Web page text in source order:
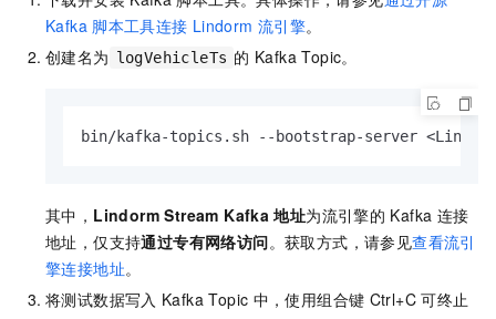
Kafka 脚本工具连接 Lindorm 流引擎。
创建名为 logVehicleTs 的 Kafka Topic。
bin/kafka-topics.sh --bootstrap-server
其中， Lindorm Stream Kafka 地址为流引擎的 Kafka 连接
地址，仅支持通过专有网络访问。获取方式，请参见查看流引
擎连接地址。
将测试数据写入 Kafka Topic 中，使用组合键 Ctrl+C 可终止